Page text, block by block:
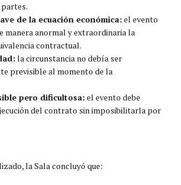
partes.
de la ecuación económica: el evento
manera anormal y extraordinaria la
contractual.
la circunstancia no debía ser
previsible al momento de la
pero dificultosa: el evento debe
del contrato sin imposibilitarla por
la Sala concluyó que: